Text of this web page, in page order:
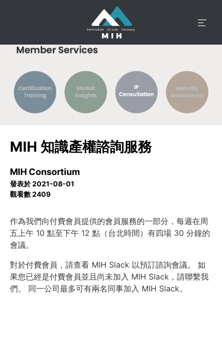
MIH 知識產權諮詢服務
MIH Consortium
發表於 2021-08-01
觀看數 2409
作為我們向付費會員提供的會員服務的一部分，每週在周
五上午 10 點至下午 12 點（台北時間）有四場 30 分鐘的
會議。
對於付費會員，請查看 MIH Slack 以預訂諮詢會議。 如
果您已經是付費會員並且尚未加入 MIH Slack，請聯繫我
們。 同一公司最多可有兩名同事加入 MIH Slack。